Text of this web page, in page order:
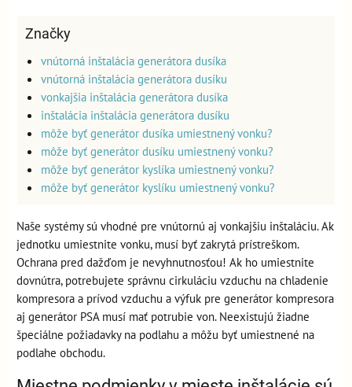
Značky
vnútorná inštalácia generátora dusíka
vnútorná inštalácia generátora dusíku
vonkajšia inštalácia generátora dusíka
inštalácia inštalácia generátora dusíku
môže byť generátor dusíka umiestnený vonku?
môže byť generátor dusíku umiestnený vonku?
môže byť generátor kyslíka umiestnený vonku?
môže byť generátor kyslíku umiestnený vonku?
Naše systémy sú vhodné pre vnútornú aj vonkajšiu inštaláciu. Ak
jednotku umiestnite vonku, musí byť zakrytá prístreškom.
Ochrana pred dažďom je nevyhnutnosťou! Ak ho umiestnite
dovnútra, potrebujete správnu cirkuláciu vzduchu na chladenie
kompresora a prívod vzduchu a výfuk pre generátor kompresora
aj generátor PSA musí mať potrubie von. Neexistujú žiadne
špeciálne požiadavky na podlahu a môžu byť umiestnené na
podlahe obchodu.